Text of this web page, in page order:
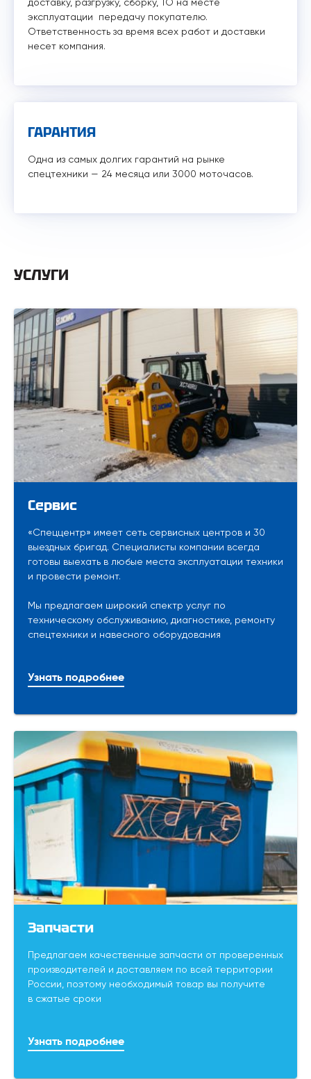
доставку, разгрузку, сборку, ТО на месте
эксплуатации передачу покупателю.
Ответственность за время всех работ и доставки
несет компания.
ГАРАНТИЯ
Одна из самых долгих гарантий на рынке
спецтехники — 24 месяца или 3000 моточасов.
УСЛУГИ
Сервис
«Спеццентр» имеет сеть сервисных центров и 30
выездных бригад. Специалисты компании всегда
готовы выехать в любые места эксплуатации техники
и провести ремонт.
Мы предлагаем широкий спектр услуг по
техническому обслуживанию, диагностике, ремонту
спецтехники и навесного оборудования
Узнать подробнее
Запчасти
Предлагаем качественные запчасти от проверенных
производителей и доставляем по всей территории
России, поэтому необходимый товар вы получите
в сжатые сроки
Узнать подробнее